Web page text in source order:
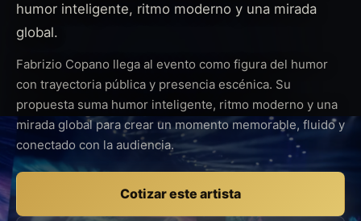
humor inteligente, ritmo moderno y una mirada
global.
Fabrizio Copano llega al evento como figura del humor
con trayectoria pública y presencia escénica. Su
propuesta suma humor inteligente, ritmo moderno y una
mirada global para crear un momento memorable, fluido y
conectado con la audiencia.
Cotizar este artista